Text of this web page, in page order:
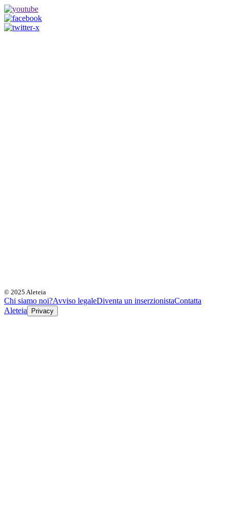
© 2025 Aleteia
Chi siamo noi?Avviso legaleDiventa un inserzionistaContatta
Aleteia
Privacy